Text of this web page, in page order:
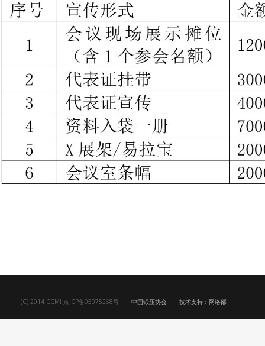
(C) 2014 CCMI 京ICP备05075268号 中国锻压协会 技术支持：网络部